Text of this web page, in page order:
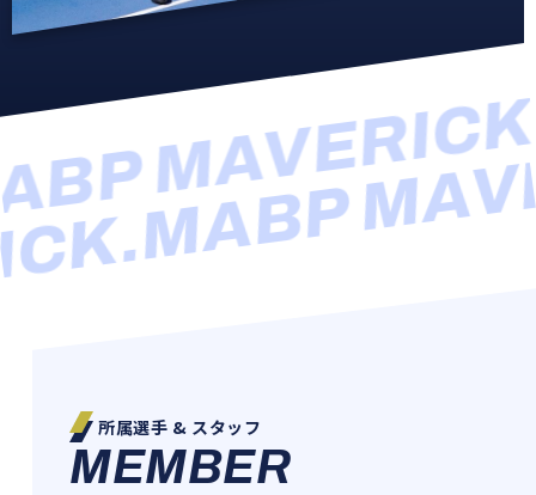
MABP
所属選手 & スタッフ
MEMBER